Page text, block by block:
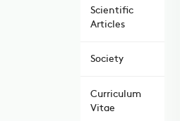
Scientific
Articles
Society
Curriculum
Vitae